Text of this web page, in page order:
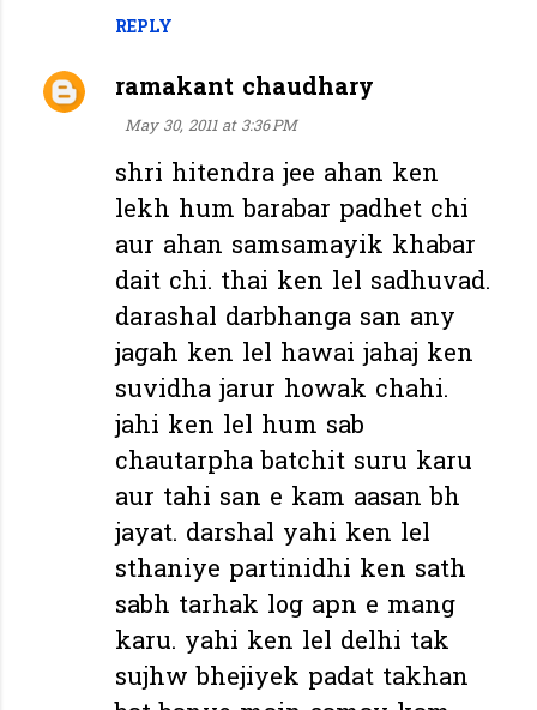
REPLY
ramakant chaudhary
May 30, 2011 at 3:36 PM
shri hitendra jee ahan ken
lekh hum barabar padhet chi
aur ahan samsamayik khabar
dait chi. thai ken lel sadhuvad.
darashal darbhanga san any
jagah ken lel hawai jahaj ken
suvidha jarur howak chahi.
jahi ken lel hum sab
chautarpha batchit suru karu
aur tahi san e kam aasan bh
jayat. darshal yahi ken lel
sthaniye partinidhi ken sath
sabh tarhak log apn e mang
karu. yahi ken lel delhi tak
sujhw bhejiyek padat takhan